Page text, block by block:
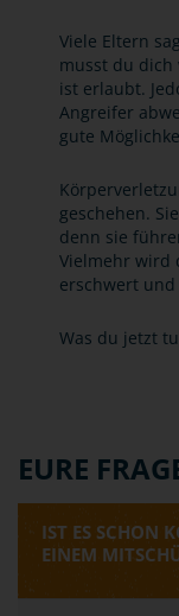
Viele Eltern
musst du dich
ist erlaubt.
Angreifer
gute
geschehen.
denn sie
Vielmehr wird
erschwert
Was du jetzt
EURE
IST ES SCHON
EINEM